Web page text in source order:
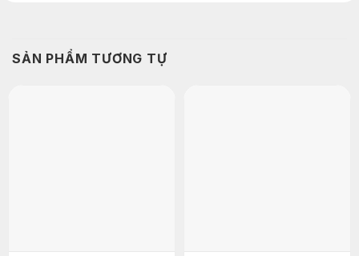
SẢN PHẨM TƯƠNG TỰ